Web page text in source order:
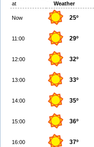
at Weather
Now 25º
11:00 29º
12:00 32º
13:00 33º
14:00 35º
15:00 36º
16:00 37º